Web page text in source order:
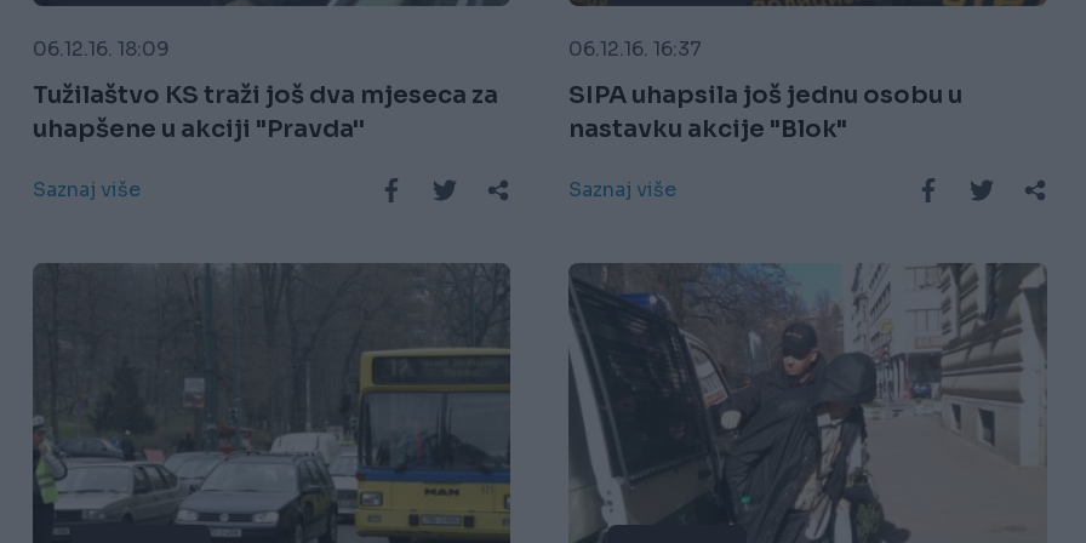
06.12.16. 18:09
Tužilaštvo KS traži još dva mjeseca za
uhapšene u akciji "Pravda''
Saznaj više
06.12.16. 16:37
SIPA uhapsila još jednu osobu u
nastavku akcije "Blok"
Saznaj više